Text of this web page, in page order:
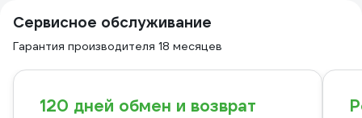
Сервисное обслуживание
Гарантия производителя 18 месяцев
120 дней обмен и возврат